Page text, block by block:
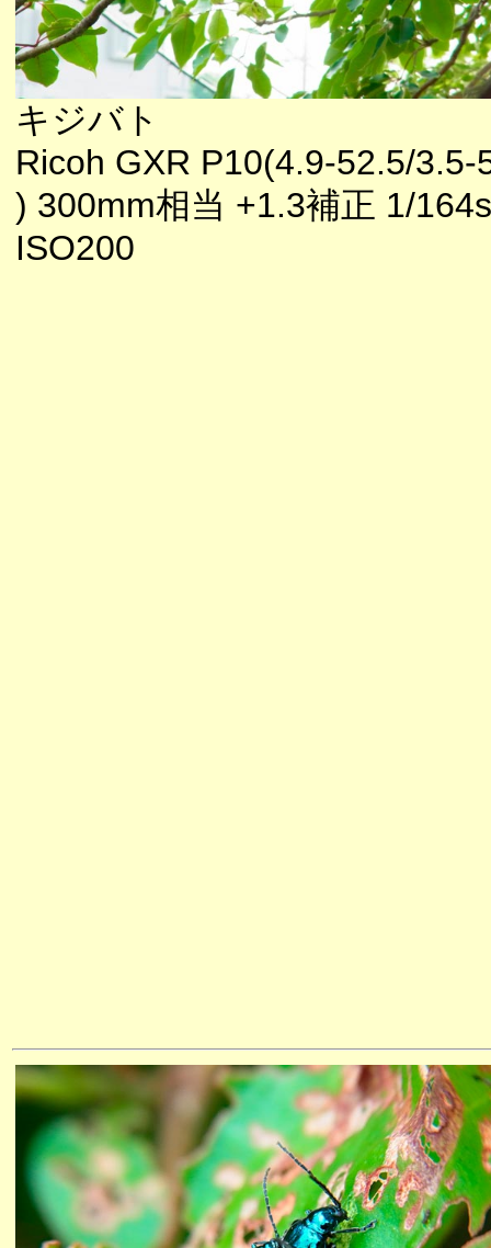
キジバト
Ricoh GXR P10(4.9-52.5/3.5-
) 300mm相当 +1.3補正 1/
ISO200